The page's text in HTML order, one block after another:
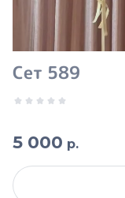
Сет 589
5 000 р.